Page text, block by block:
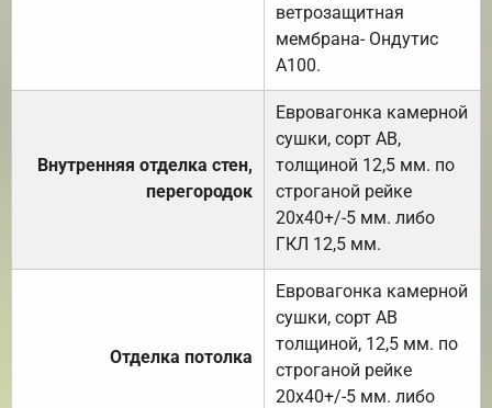
ветрозащитная
мембрана- Ондутис
А100.
Внутренняя отделка стен,
перегородок
Евровагонка камерной
сушки, сорт АВ,
толщиной 12,5 мм. по
строганой рейке
20х40+/-5 мм. либо
ГКЛ 12,5 мм.
Отделка потолка
Евровагонка камерной
сушки, сорт АВ
толщиной, 12,5 мм. по
строганой рейке
20х40+/-5 мм. либо